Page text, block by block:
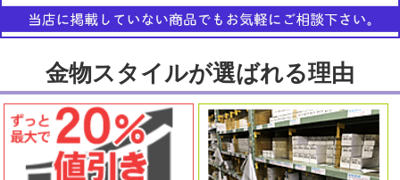
金物スタイルが選ばれる理由